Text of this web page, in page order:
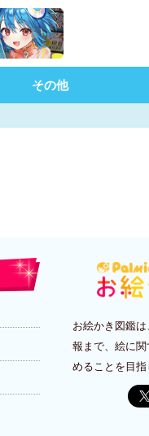
その他
お絵かき図鑑
報まで、絵に
めることを目指